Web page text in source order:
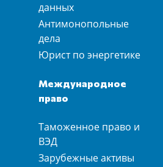
данных
Антимонопольные
дела
Юрист по энергетике
Международное
право
Таможенное право и
ВЭД
Зарубежные активы